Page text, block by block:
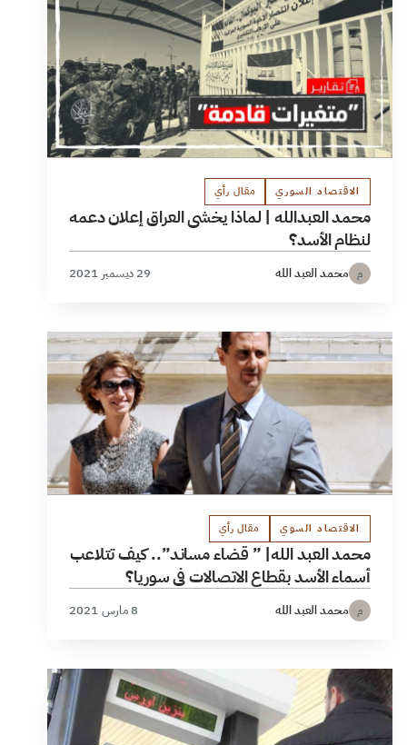
الاقتصاد السوري مقال رأي
محمد العبدالله | لماذا يخشى العراق إعلان دعمه
لنظام الأسد؟
م محمد العبد الله 29 ديسمبر 2021
الاقتصاد السوي مقال رأي
محمد العبد الله| ” قضاء مساند”.. كيف تتلاعب
أسماء الأسد بقطاع الاتصالات في سوريا؟
م محمد العبد الله 8 مارس 2021